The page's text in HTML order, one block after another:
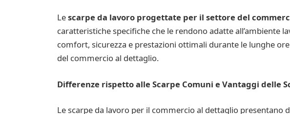
Lescarpe da lavoro progettate per il settore del
caratteristiche specifiche che le rendono adatte
comfort, sicurezza e prestazioni ottimali durante le lunghe
del commercio al dettaglio.
Differenze rispetto alle Scarpe Comuni e Vantaggi delle
Le scarpe da lavoro per il commercio al dettaglio